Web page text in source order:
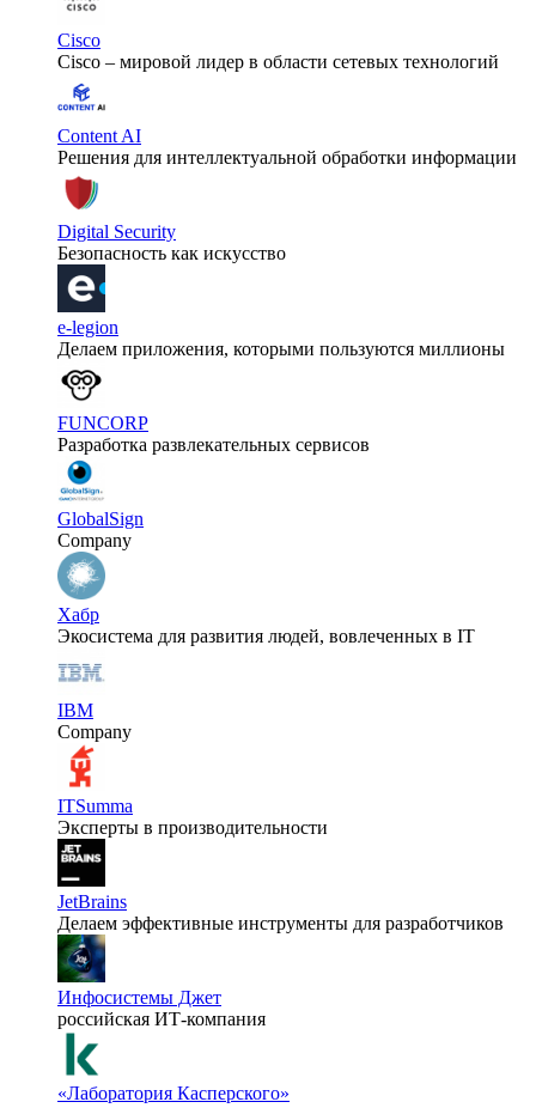
Cisco
Cisco – мировой лидер в области сетевых технологий
Content AI
Решения для интеллектуальной обработки информации
Digital Security
Безопасность как искусство
e-legion
Делаем приложения, которыми пользуются миллионы
FUNCORP
Разработка развлекательных сервисов
GlobalSign
Company
Хабр
Экосистема для развития людей, вовлеченных в IT
IBM
Company
ITSumma
Эксперты в производительности
JetBrains
Делаем эффективные инструменты для разработчиков
Инфосистемы Джет
российская ИТ-компания
«Лаборатория Касперского»